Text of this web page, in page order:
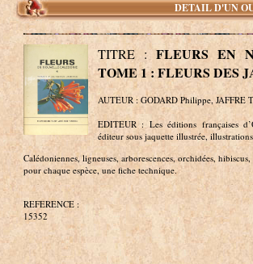
DETAIL D'UN
TITRE : FLEURS EN
TOME 1 : FLEURS DES
AUTEUR : GODARD Philippe, JAFFRE
EDITEUR : Les éditions françaises
éditeur sous jaquette illustrée,
Calédoniennes, ligneuses, arborescences, orchidées,
pour chaque espèce, une fiche technique.
REFERENCE :
15352